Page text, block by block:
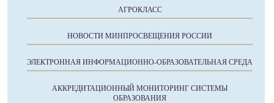
АГРОКЛАСС
НОВОСТИ МИНПРОСВЕЩЕНИЯ РОССИИ
ЭЛЕКТРОННАЯ ИНФОРМАЦИОННО-ОБРАЗОВАТЕЛЬНАЯ СРЕДА
АККРЕДИТАЦИОННЫЙ МОНИТОРИНГ СИСТЕМЫ
ОБРАЗОВАНИЯ